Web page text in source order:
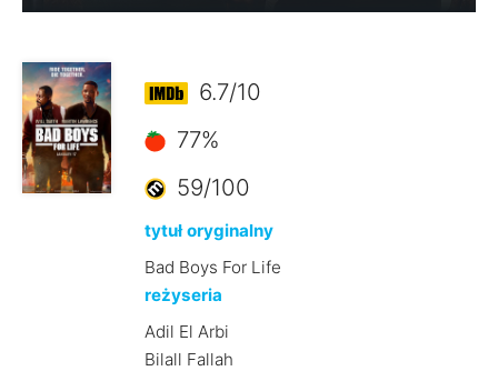
6.7/10
77%
59/100
tytuł oryginalny
Bad Boys For Life
reżyseria
Adil El Arbi
Bilall Fallah